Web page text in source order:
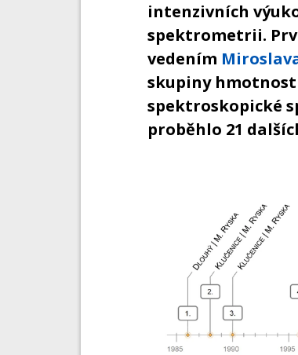
intenzivních
spektrometrii.
vedením
skupiny
spektroskopické
proběhlo 21